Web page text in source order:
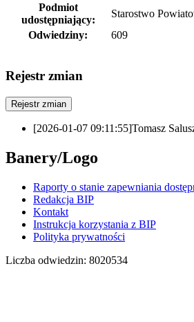
Podmiot
udostępniający:
Starostwo
Odwiedziny:
609
Rejestr zmian
Rejestr zmian
[2026-01-07 09:11:55]Tomasz
Banery/Logo
Raporty o stanie zapewniania
Redakcja BIP
Kontakt
Instrukcja korzystania z BIP
Polityka prywatności
Liczba odwiedzin: 8020534